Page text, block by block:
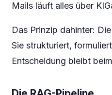
Mails läuft alles über
Das Prinzip dahinter:
Sie strukturiert,
Entscheidung bleibt